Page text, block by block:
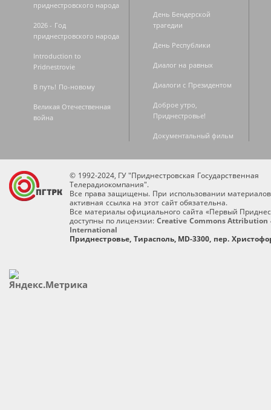
приднестровского народа
2026 - Год
приднестровского народа
Introduction to
Pridnestrovie
В путь! По-новому
Великая Отечественная
война
День Бендерской
трагедии
День Республики
Диалог на равных
Диалоги с Президентом
Доброе утро,
Приднестровье!
Документальный фильм
© 1992-2024, ГУ "Приднестровская Государственная
Телерадиокомпания".
Все права защищены. При использовании
активная ссылка на этот сайт обязательна.
Все материалы официального сайта «Первый
доступны по лицензии: Creative Commons Attribution
International
Приднестровье, Тирасполь, MD-3300, пер.